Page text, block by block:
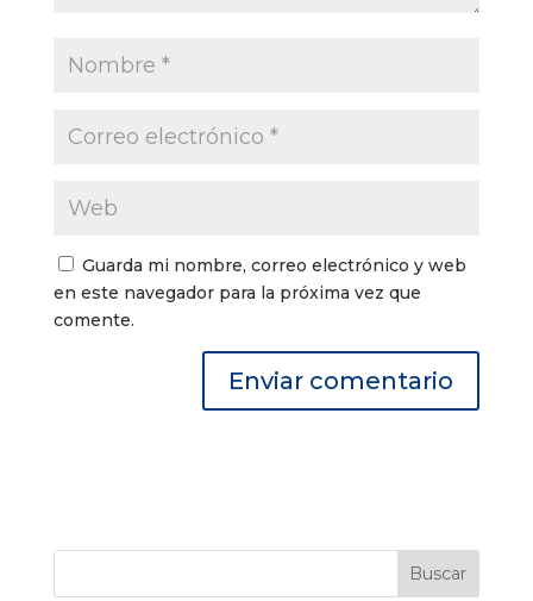
Guarda mi nombre, correo electrónico y web
en este navegador para la próxima vez que
comente.